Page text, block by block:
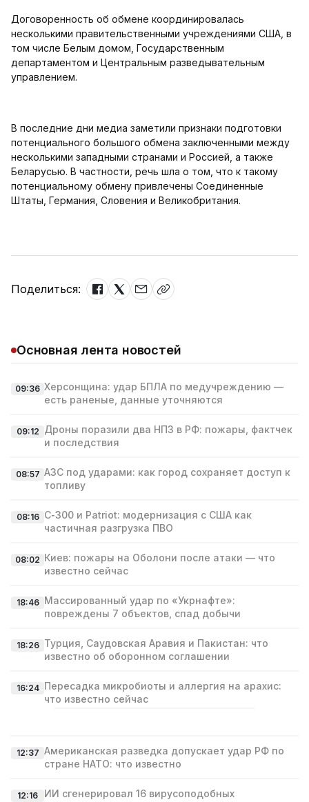
Договоренность об обмене координировалась
несколькими правительственными учреждениями США, в
том числе Белым домом, Государственным
департаментом и Центральным разведывательным
управлением.
В последние дни медиа заметили признаки подготовки
потенциального большого обмена заключенными между
несколькими западными странами и Россией, а также
Беларусью. В частности, речь шла о том, что к такому
потенциальному обмену привлечены Соединенные
Штаты, Германия, Словения и Великобритания.
Поделиться:
Основная лента новостей
09:36 Херсонщина: удар БПЛА по медучреждению —
есть раненые, данные уточняются
09:12 Дроны поразили два НПЗ в РФ: пожары, фактчек
и последствия
08:57 АЗС под ударами: как город сохраняет доступ к
топливу
08:16 С‑300 и Patriot: модернизация с США как
частичная разгрузка ПВО
08:02 Киев: пожары на Оболони после атаки — что
известно сейчас
18:46 Массированный удар по «Укрнафте»:
повреждены 7 объектов, спад добычи
18:26 Турция, Саудовская Аравия и Пакистан: что
известно об оборонном соглашении
16:24 Пересадка микробиоты и аллергия на арахис:
что известно сейчас
12:37 Американская разведка допускает удар РФ по
стране НАТО: что известно
12:16
ИИ сгенерировал 16 вирусоподобных